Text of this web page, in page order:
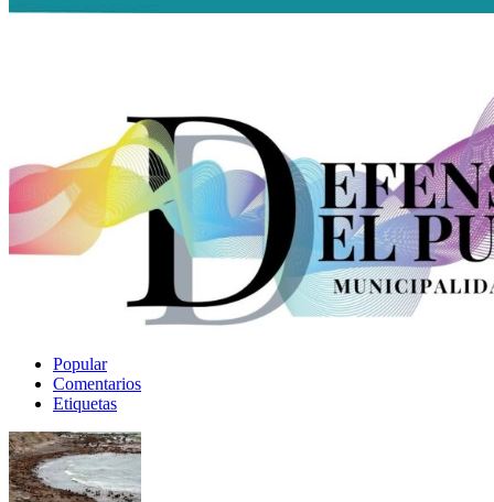
Popular
Comentarios
Etiquetas